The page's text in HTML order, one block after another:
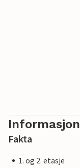
Fakta
1. og 2. etasje